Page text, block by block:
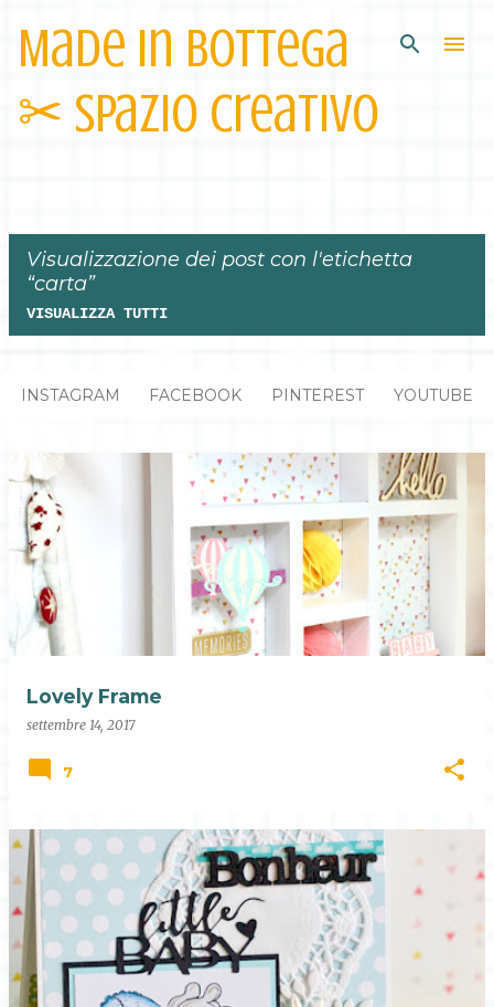
Passa ai contenuti principali
Made in Bottega
✂︎ Spazio Creativo
Visualizzazione dei post con l'etichetta
carta
VISUALIZZA TUTTI
INSTAGRAM FACEBOOK PINTEREST YOUTUBE
Lovely Frame
settembre 14, 2017
7